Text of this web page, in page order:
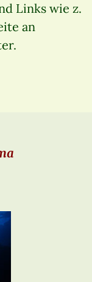
Links wie z.
an